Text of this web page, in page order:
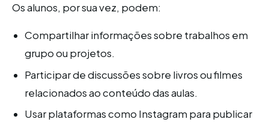
Os alunos, por sua vez, podem:
Compartilhar informações sobre trabalhos em
grupo ou projetos.
Participar de discussões sobre livros ou filmes
relacionados ao conteúdo das aulas.
Usar plataformas como Instagram para publicar